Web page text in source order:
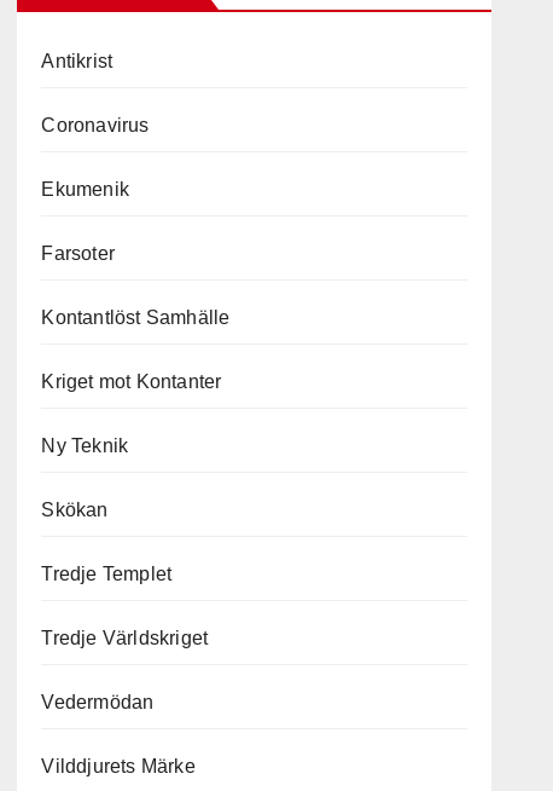
Antikrist
Coronavirus
Ekumenik
Farsoter
Kontantlöst Samhälle
Kriget mot Kontanter
Ny Teknik
Skökan
Tredje Templet
Tredje Världskriget
Vedermödan
Vilddjurets Märke